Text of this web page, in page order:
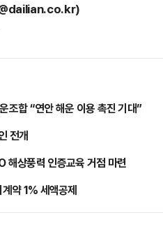
조합 “연안 해운 이용 촉진 기대”
전개
해상풍력 인증교육 거점 마련
약 1% 세액공제